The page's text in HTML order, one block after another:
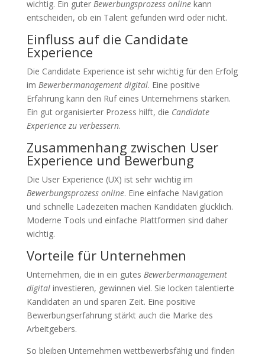
wichtig. Ein guter Bewerbungsprozess onlinekann
entscheiden, ob ein Talent gefunden wird oder nicht.
Einfluss auf die Candidate
Experience
Die Candidate Experience ist sehr wichtig für den Erfolg
im Bewerbermanagement digital. Eine positive
Erfahrung kann den Ruf eines Unternehmens stärken.
Ein gut organisierter Prozess hilft, die Candidate
Experience zu verbessern.
Zusammenhang zwischen User
Experience und Bewerbung
Die User Experience (UX) ist sehr wichtig im
Bewerbungsprozess online. Eine einfache Navigation
und schnelle Ladezeiten machen Kandidaten glücklich.
Moderne Tools und einfache Plattformen sind daher
wichtig.
Vorteile für Unternehmen
Unternehmen, die in ein gutes Bewerbermanagement
digitalinvestieren, gewinnen viel. Sie locken talentierte
Kandidaten an und sparen Zeit. Eine positive
Bewerbungserfahrung stärkt auch die Marke des
Arbeitgebers.
So bleiben Unternehmen wettbewerbsfähig und finden